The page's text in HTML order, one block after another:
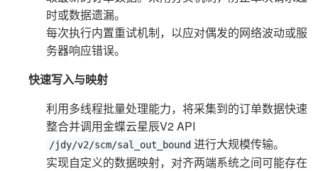
时或数据遗漏。
每次执行内置重试机制，以应对偶发的网络波动或服
务器响应错误。
快速写入与映射
利用多线程批量处理能力，将采集到的订单数据快速
整合并调用金蝶云星辰V2 API
/jdy/v2/scm/sal_out_bound 进行大规模传输。
实现自定义的数据映射，对齐两端系统之间可能存在